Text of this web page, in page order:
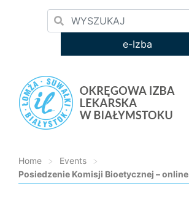
e-Izba
Home > Events
>
Posiedzenie Komisji Bioetycznej – online